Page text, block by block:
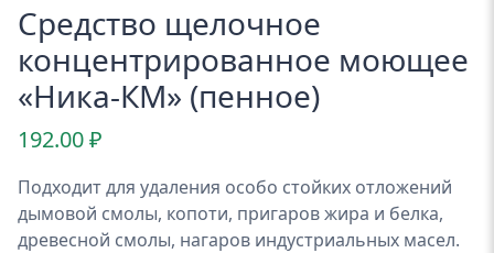
Средство щелочное
концентрированное моющее
«Ника-КМ» (пенное)
192.00₽
Подходит для удаления особо стойких отложений
дымовой смолы, копоти, пригаров жира и белка,
древесной смолы, нагаров индустриальных масел.